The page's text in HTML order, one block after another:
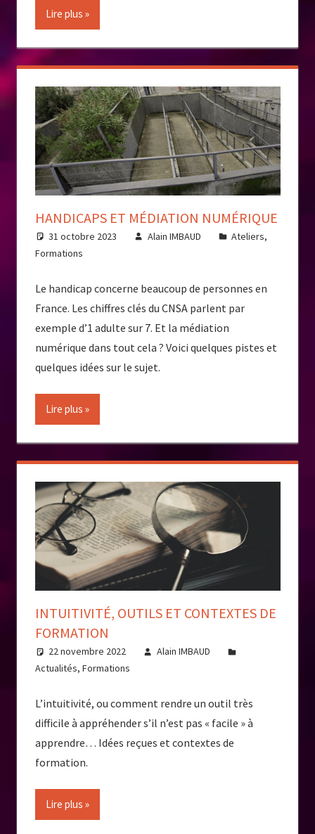
Lire plus
HANDICAPS ET MÉDIATION NUMÉRIQUE
31 octobre 2023 Alain IMBAUD Ateliers,
Formations
Le handicap concerne beaucoup de personnes en
France. Les chiffres clés du CNSA parlent par
exemple d’1 adulte sur 7. Et la médiation
numérique dans tout cela ? Voici quelques pistes et
quelques idées sur le sujet.
Lire plus
INTUITIVITÉ, OUTILS ET CONTEXTES DE
FORMATION
22 novembre 2022
Alain IMBAUD
Actualités, Formations
L’intuitivité, ou comment rendre un outil très
difficile à appréhender s’il n’est pas « facile » à
apprendre… Idées reçues et contextes de
formation.
Lire plus